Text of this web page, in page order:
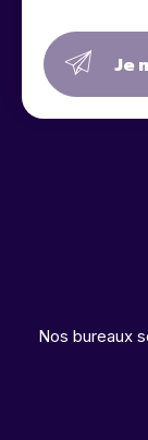
Je
Nos bureaux